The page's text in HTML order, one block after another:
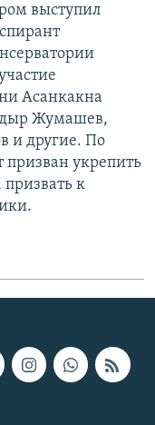
выступил
Асанкакна
Жумашев,
и другие. По
призван укрепить
к